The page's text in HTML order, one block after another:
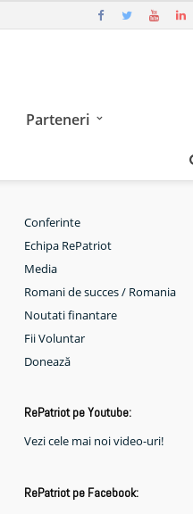
Parteneri
Conferinte
Echipa RePatriot
Media
Romani de succes / Romania
Noutati finantare
Fii Voluntar
Donează
RePatriot pe Youtube:
Vezi cele mai noi video-uri!
RePatriot pe Facebook: